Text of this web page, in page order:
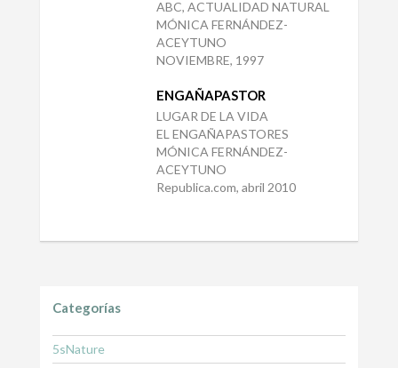
ABC, ACTUALIDAD NATURAL
MÓNICA FERNÁNDEZ-
ACEYTUNO
NOVIEMBRE, 1997
ENGAÑAPASTOR
LUGAR DE LA VIDA
EL ENGAÑAPASTORES
MÓNICA FERNÁNDEZ-
ACEYTUNO
Republica.com, abril 2010
Categorías
5sNature